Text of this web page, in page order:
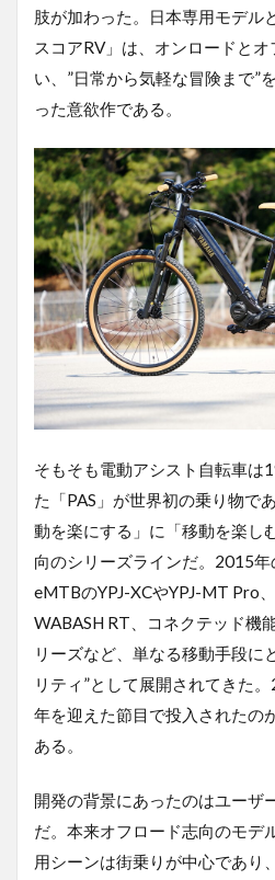
界へ
発信
する
ので
は？
肢が加わった。日本専用モデル
スコアRV」は、オンロードと
い、”日常から気軽な冒険まで”
った意欲作である。
そもそも電動アシスト自転車は
た「PAS」が世界初の乗り物で
動を楽にする」に「移動を楽し
向のシリーズラインだ。2015年
eMTBのYPJ-XCやYPJ-MT Pro
WABASH RT、コネクテッド機
リーズなど、単なる移動手段に
リティ”として展開されてきた
年を迎えた節目で投入されたの
ある。
開発の背景にあったのはユーザ
だ。本来オフロード志向のモデ
用シーンは街乗りが中心であり